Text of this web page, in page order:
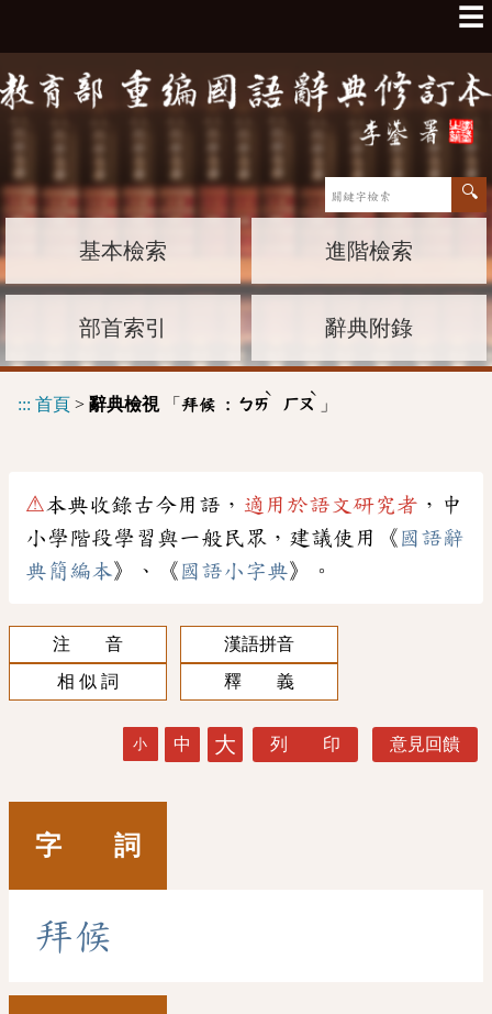
☰
基本檢索 進階檢索
部首索引 辭典附錄
::: 首頁 > 辭典檢視「 拜候 : ㄅㄞ
ˋ
ㄏㄡ
ˋ
」
⚠本典收錄古今用語， 適用於語文研究者 ，中
小學階段學習與一般民眾，建議使用《 國語辭
典簡編本》、《 國語小字典》。
注 音
漢語拼音
相 似 詞
釋 義
小 中 大 列 印 意見回饋
字 詞
拜候